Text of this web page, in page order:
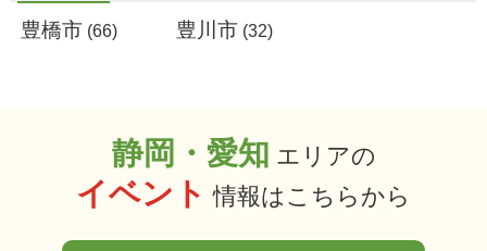
豊橋市 (66) 豊川市 (32)
静岡・愛知 エリアの
イベント 情報はこちらから